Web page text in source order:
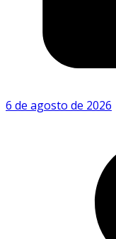
6 de agosto de 2026